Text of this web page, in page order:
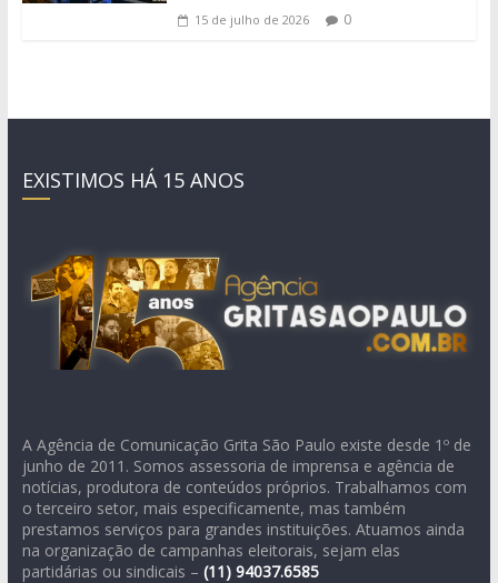
15 de julho de 2026 0
EXISTIMOS HÁ 15 ANOS
A Agência de Comunicação Grita São Paulo existe desde 1º de
junho de 2011. Somos assessoria de imprensa e agência de
notícias, produtora de conteúdos próprios. Trabalhamos com
o terceiro setor, mais especificamente, mas também
prestamos serviços para grandes instituições. Atuamos ainda
na organização de campanhas eleitorais, sejam elas
partidárias ou sindicais – (11) 94037.6585